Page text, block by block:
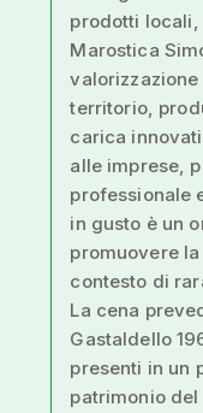
prodotti
Marostica
territorio,
carica
alle imprese,
professionale
in gusto è un
promuovere
contesto di
La cena
Gastaldello
presenti in un
patrimonio